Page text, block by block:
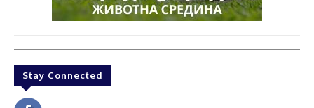
Stay Connected